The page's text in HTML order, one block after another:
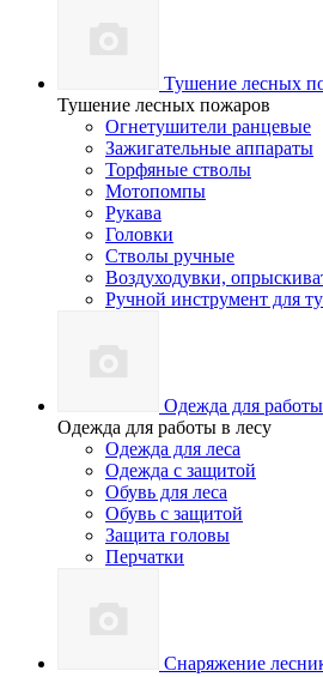
Тушение лесных
Тушение лесных пожаров
Огнетушители ранцевые
Зажигательные аппараты
Торфяные стволы
Мотопомпы
Рукава
Головки
Стволы ручные
Воздуходувки,
Ручной инструмент для
Одежда для
Одежда для работы в лесу
Одежда для леса
Одежда с защитой
Обувь для леса
Обувь с защитой
Защита головы
Перчатки
Снаряжение